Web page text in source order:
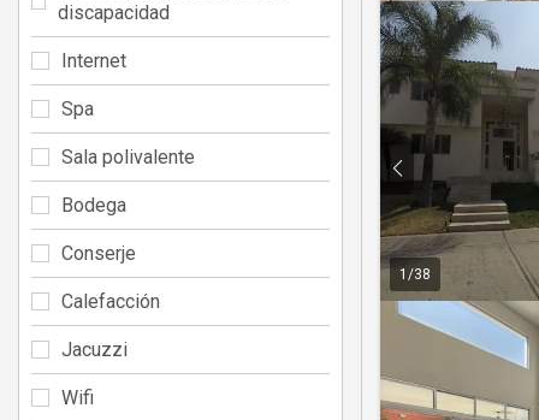
1 /38
discapacidad
Internet
Spa
Sala polivalente
Bodega
Conserje
Calefacción
Jacuzzi
Wifi